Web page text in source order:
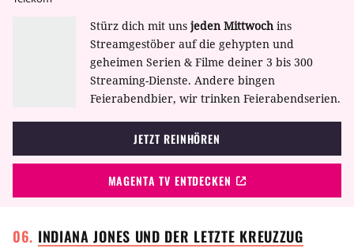
Stürz dich mit uns jeden Mittwoch ins
Streamgestöber auf die gehypten und
geheimen Serien & Filme deiner 3 bis 300
Streaming-Dienste. Andere bingen
Feierabendbier, wir trinken Feierabendserien.
JETZT REINHÖREN
MAGENTA TV ENTDECKEN
INDIANA JONES UND DER LETZTE KREUZZUG